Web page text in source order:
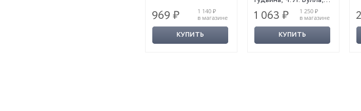
969 ₽
1 140 ₽
в магазине
КУПИТЬ
Ф. Э. Шуновера, Э.
Геринга
1 063 ₽
1 250 ₽
в магазине
КУПИТЬ